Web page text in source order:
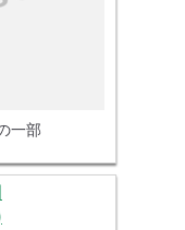
一部